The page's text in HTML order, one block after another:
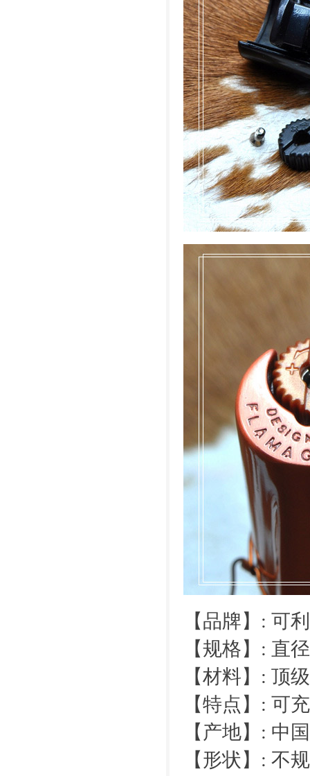
【品牌】: 可
【规格】: 直
【材料】: 顶
【特点】: 可
【产地】: 中
【形状】: 不